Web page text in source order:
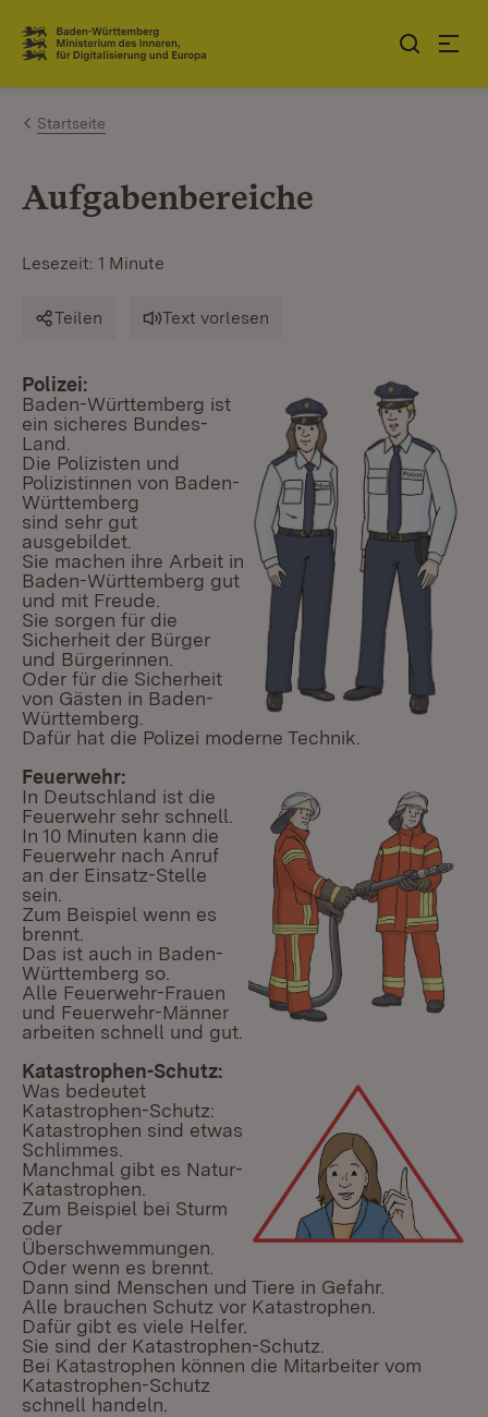
Zum Inhalt springen
Link zur Startseite
Startseite
Aufgabenbereiche
Lesezeit: 1 Minute
Teilen Text vorlesen
Polizei:
Baden-Württemberg ist
ein sicheres Bundes-
Land.
Die Polizisten und
Polizistinnen von Baden-
Württemberg
sind sehr gut
ausgebildet.
Sie machen ihre Arbeit in
Baden-Württemberg gut
und mit Freude.
Sie sorgen für die
Sicherheit der Bürger
und Bürgerinnen.
Oder für die Sicherheit
von Gästen in Baden-
Württemberg.
Dafür hat die Polizei moderne Technik.
Feuerwehr:
In Deutschland ist die
Feuerwehr sehr schnell.
In 10 Minuten kann die
Feuerwehr nach Anruf
an der Einsatz-Stelle
sein.
Zum Beispiel wenn es
brennt.
Das ist auch in Baden-
Württemberg so.
Alle Feuerwehr-Frauen
und Feuerwehr-Männer
arbeiten schnell und gut.
Katastrophen-Schutz:
Was bedeutet
Katastrophen-Schutz:
Katastrophen sind etwas
Schlimmes.
Manchmal gibt es Natur-
Katastrophen.
Zum Beispiel bei Sturm
oder
Überschwemmungen.
Oder wenn es brennt.
Dann sind Menschen und Tiere in Gefahr.
Alle brauchen Schutz vor Katastrophen.
Dafür gibt es viele Helfer.
Sie sind der Katastrophen-Schutz.
Bei Katastrophen können die Mitarbeiter vom
Katastrophen-Schutz
schnell handeln.